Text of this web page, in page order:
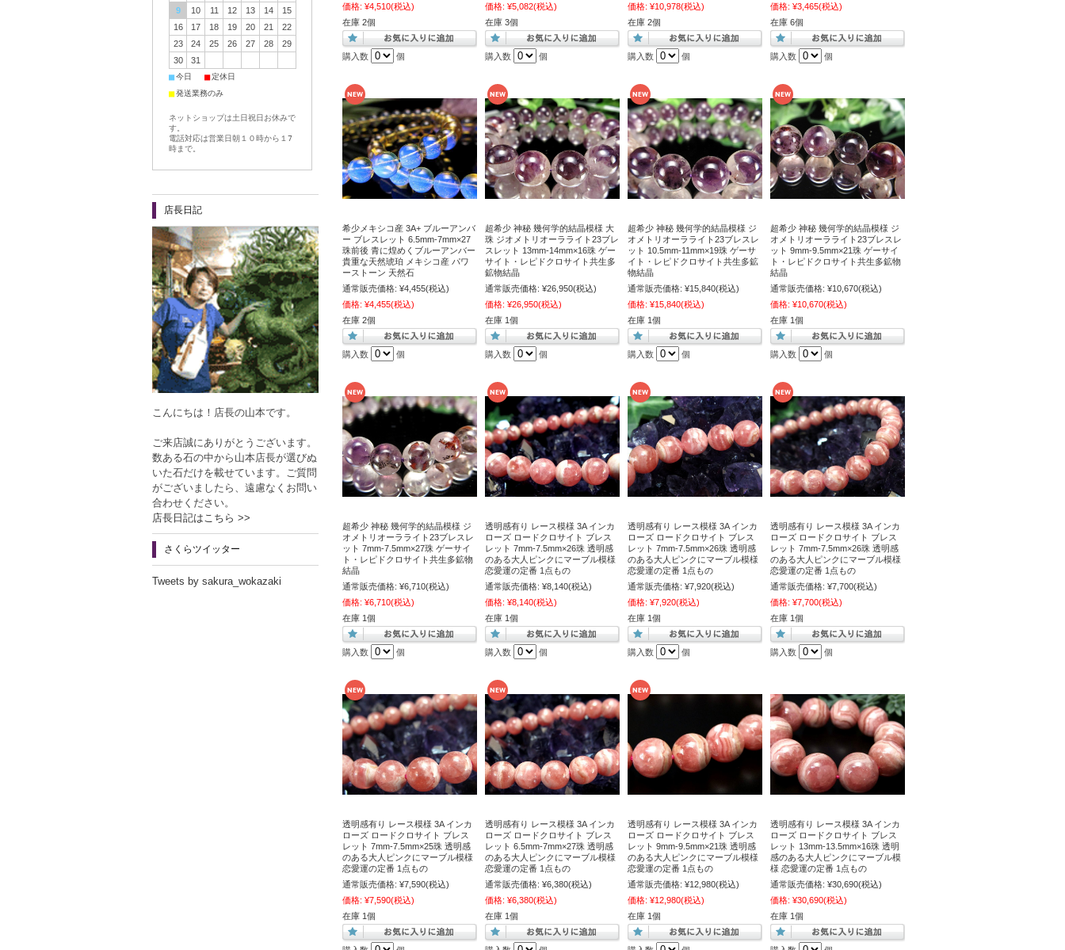
価格: ¥4,510(税込)
在庫 2個
購入数 個
価格: ¥5,082(税込)
在庫 3個
購入数 個
価格: ¥10,978(税込)
在庫 2個
購入数 個
価格: ¥3,465(税込)
在庫 6個
購入数 個
希少メキシコ産 3A+ ブルーアンバ
ー ブレスレット 6.5mm-7mm×27
珠前後 青に煌めくブルーアンバー
貴重な天然琥珀 メキシコ産 パワ
ーストーン 天然石
通常販売価格: ¥4,455(税込)
価格: ¥4,455(税込)
在庫 2個
購入数 個
超希少 神秘 幾何学的結晶模様 大
珠 ジオメトリオーラライト23ブレ
スレット 13mm-14mm×16珠 ゲー
サイト・レピドクロサイト共生多
鉱物結晶
通常販売価格: ¥26,950(税込)
価格: ¥26,950(税込)
在庫 1個
購入数 個
超希少 神秘 幾何学的結晶模様 ジ
オメトリオーラライト23ブレスレ
ット 10.5mm-11mm×19珠 ゲーサ
イト・レピドクロサイト共生多鉱
物結晶
通常販売価格: ¥15,840(税込)
価格: ¥15,840(税込)
在庫 1個
購入数 個
超希少 神秘 幾何学的結晶模様 ジ
オメトリオーラライト23ブレスレ
ット 9mm-9.5mm×21珠 ゲーサイ
ト・レピドクロサイト共生多鉱物
結晶
通常販売価格: ¥10,670(税込)
価格: ¥10,670(税込)
在庫 1個
購入数 個
超希少 神秘 幾何学的結晶模様 ジ
オメトリオーラライト23ブレスレ
ット 7mm-7.5mm×27珠 ゲーサイ
ト・レピドクロサイト共生多鉱物
結晶
通常販売価格: ¥6,710(税込)
価格: ¥6,710(税込)
在庫 1個
購入数 個
透明感有り レース模様 3A インカ
ローズ ロードクロサイト ブレス
レット 7mm-7.5mm×26珠 透明感
のある大人ピンクにマーブル模様
恋愛運の定番 1点もの
通常販売価格: ¥8,140(税込)
価格: ¥8,140(税込)
在庫 1個
購入数 個
透明感有り レース模様 3A インカ
ローズ ロードクロサイト ブレス
レット 7mm-7.5mm×26珠 透明感
のある大人ピンクにマーブル模様
恋愛運の定番 1点もの
通常販売価格: ¥7,920(税込)
価格: ¥7,920(税込)
在庫 1個
購入数 個
透明感有り レース模様 3A インカ
ローズ ロードクロサイト ブレス
レット 7mm-7.5mm×26珠 透明感
のある大人ピンクにマーブル模様
恋愛運の定番 1点もの
通常販売価格: ¥7,700(税込)
価格: ¥7,700(税込)
在庫 1個
購入数 個
透明感有り レース模様 3A インカ
ローズ ロードクロサイト ブレス
レット 7mm-7.5mm×25珠 透明感
のある大人ピンクにマーブル模様
恋愛運の定番 1点もの
通常販売価格: ¥7,590(税込)
価格: ¥7,590(税込)
在庫 1個
透明感有り レース模様 3A インカ
ローズ ロードクロサイト ブレス
レット 6.5mm-7mm×27珠 透明感
のある大人ピンクにマーブル模様
恋愛運の定番 1点もの
通常販売価格: ¥6,380(税込)
価格: ¥6,380(税込)
在庫 1個
透明感有り レース模様 3A インカ
ローズ ロードクロサイト ブレス
レット 9mm-9.5mm×21珠 透明感
のある大人ピンクにマーブル模様
恋愛運の定番 1点もの
通常販売価格: ¥12,980(税込)
価格: ¥12,980(税込)
在庫 1個
透明感有り レース模様 3A インカ
ローズ ロードクロサイト ブレス
レット 13mm-13.5mm×16珠 透明
感のある大人ピンクにマーブル模
様 恋愛運の定番 1点もの
通常販売価格: ¥30,690(税込)
価格: ¥30,690(税込)
在庫 1個
9
10 11 12 13 14
15
16
17 18 19 20 21
22
23
24 25 26 27 28
29
30
31
■今日 ■定休日
■発送業務のみ
ネットショップは土日祝日お休みで
す。
電話対応は営業日朝１０時から１7
時まで。
店長日記
こんにちは！店長の山本です。
ご来店誠にありがとうございます。
数ある石の中から山本店長が選びぬ
いた石だけを載せています。ご質問
がございましたら、遠慮なくお問い
合わせください。
店長日記はこちら >>
さくらツイッター
Tweets by sakura_wokazaki